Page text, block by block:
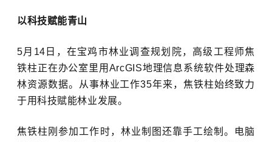
以科技赋能青山
5月14日，在宝鸡市林业调查规划院，高级工程师焦
铁柱正在办公室里用ArcGIS地理信息系统软件处理森
林资源数据。从事林业工作35年来，焦铁柱始终致力
于用科技赋能林业发展。
焦铁柱刚参加工作时，林业制图还靠手工绘制。电脑